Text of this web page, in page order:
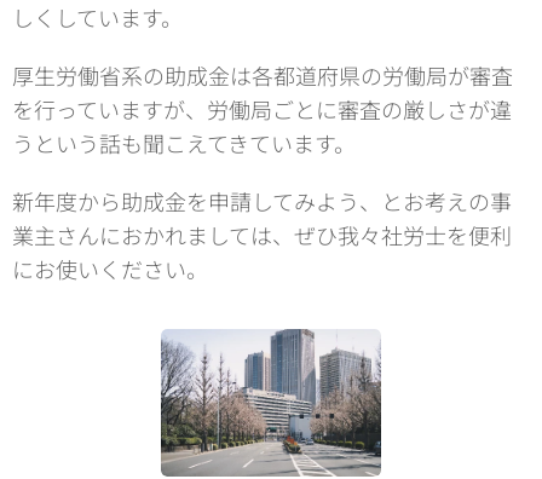
しくしています。
厚生労働省系の助成金は各都道府県の労働局が審査
を行っていますが、労働局ごとに審査の厳しさが違
うという話も聞こえてきています。
新年度から助成金を申請してみよう、とお考えの事
業主さんにおかれましては、ぜひ我々社労士を便利
にお使いください。